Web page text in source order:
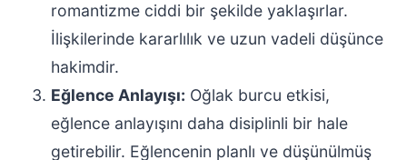
romantizme ciddi bir şekilde yaklaşırlar.
İlişkilerinde kararlılık ve uzun vadeli düşünce
hakimdir.
Eğlence Anlayışı: Oğlak burcu etkisi,
eğlence anlayışını daha disiplinli bir hale
getirebilir. Eğlencenin planlı ve düşünülmüş